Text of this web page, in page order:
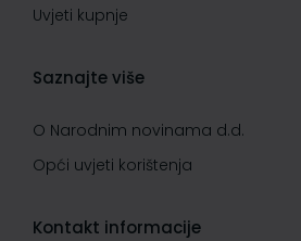
Uvjeti kupnje
Saznajte više
O Narodnim novinama d.d.
Opći uvjeti korištenja
Kontakt informacije